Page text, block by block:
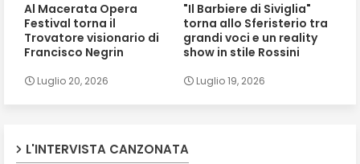
Al Macerata Opera
Festival torna il
Trovatore visionario di
Francisco Negrin
Luglio 20, 2026
"Il Barbiere di Siviglia"
torna allo Sferisterio tra
grandi voci e un reality
show in stile Rossini
Luglio 19, 2026
L'INTERVISTA CANZONATA